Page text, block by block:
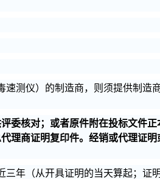
测仪）的制造商，则须提供制造
委核对；或者原件附在投标文件正
理商证明复印件。经销或代理证明
年（从开具证明的当天算起；证